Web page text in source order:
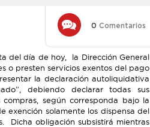
0 Comentarios
del día de hoy, la Dirección General
o presten servicios exentos del pago
la declaración autoliquidativa
debiendo declarar todas sus
según corresponda bajo la
exención solamente los dispensa del
Dicha obligación subsistirá mientras